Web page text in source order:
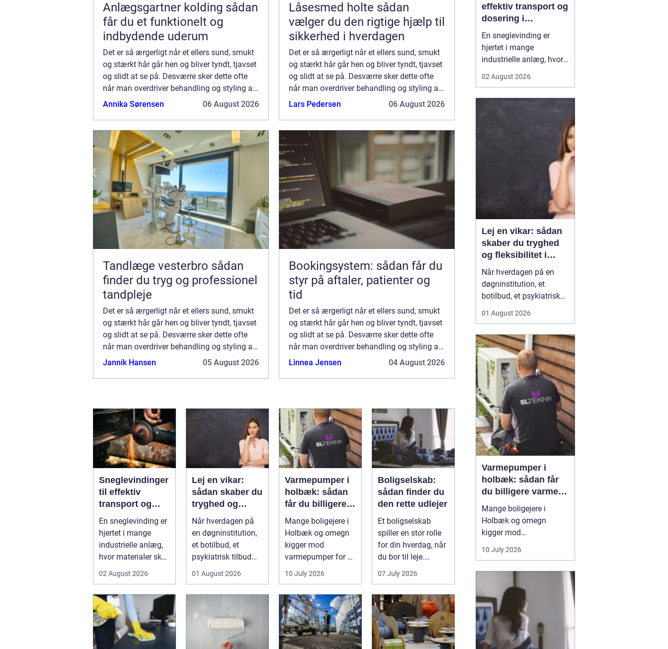
Anlægsgartner kolding sådan
får du et funktionelt og
indbydende uderum
Det er så ærgerligt når et ellers sund, smukt
og stærkt hår går hen og bliver tyndt, tjavset
og slidt at se på. Desværre sker dette ofte
når man overdriver behandling og styling af
håret. I ...
Annika Sørensen 06 August 2026
Låsesmed holte sådan
vælger du den rigtige hjælp til
sikkerhed i hverdagen
Det er så ærgerligt når et ellers sund, smukt
og stærkt hår går hen og bliver tyndt, tjavset
og slidt at se på. Desværre sker dette ofte
når man overdriver behandling og styling af
håret. I ...
Lars Pedersen 06 August 2026
Tandlæge vesterbro sådan
finder du tryg og professionel
tandpleje
Det er så ærgerligt når et ellers sund, smukt
og stærkt hår går hen og bliver tyndt, tjavset
og slidt at se på. Desværre sker dette ofte
når man overdriver behandling og styling af
håret. I ...
Jannik Hansen 05 August 2026
Bookingsystem: sådan får du
styr på aftaler, patienter og
tid
Det er så ærgerligt når et ellers sund, smukt
og stærkt hår går hen og bliver tyndt, tjavset
og slidt at se på. Desværre sker dette ofte
når man overdriver behandling og styling af
håret. I ...
Linnea Jensen 04 August 2026
Sneglevindinger
til effektiv
transport og
dosering i
industrien
En sneglevinding er
hjertet i mange
industrielle anlæg,
hvor materialer skal
flyttes, doseres eller
02 August 2026
Lej en vikar:
sådan skaber du
tryghed og
fleksibilitet i
hverdagen
Når hverdagen på
en døgninstitution,
et botilbud, et
psykiatrisk tilbud
eller i plejen
01 August 2026
Varmepumper i
holbæk: sådan
får du billigere
varme og bedre
indeklima
Mange boligejere i
Holbæk og omegn
kigger mod
varmepumper for at
sænke
få et sunde...
10 July 2026
Boligselskab:
sådan finder du
den rette udlejer
Et boligselskab
spiller en stor rolle
for din hverdag, når
du bor til leje.
Huslejen, vedligeh...
07 July 2026
effektiv transport og
dosering i
industrien
En sneglevinding er
hjertet i mange
industrielle anlæg, hvor
doseres eller presses
driftsikkerheden ofte af,
02 August 2026
Lej en vikar: sådan
skaber du tryghed
og fleksibilitet i
hverdagen
Når hverdagen på en
døgninstitution, et
botilbud, et psykiatrisk
pludselig ændrer sig, kan
hænder opstå fra den
ene dag til den anden.
Sygdom, ferie, akutte
indskrivninger eller
komplekse borgersager
presser d...
01 August 2026
Varmepumper i
holbæk: sådan får
du billigere varme
og bedre indeklima
Mange boligejere i
Holbæk og omegn
kigger mod
varmepumper for at
sænke varmeregningen
varmepumpe udnytter
energien i luften udenfor
og omdanner den til
varme inde i huset. Det
er en enkel løsning, som
10 July 2026